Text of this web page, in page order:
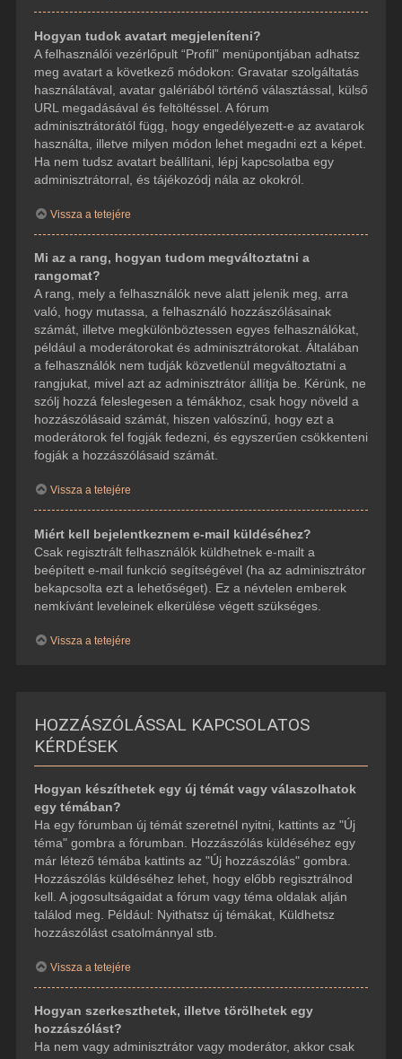
Hogyan tudok avatart megjeleníteni?
A felhasználói vezérlőpult “Profil” menüpontjában adhatsz
meg avatart a következő módokon: Gravatar szolgáltatás
használatával, avatar galériából történő választással, külső
URL megadásával és feltöltéssel. A fórum
adminisztrátorától függ, hogy engedélyezett-e az avatarok
használta, illetve milyen módon lehet megadni ezt a képet.
Ha nem tudsz avatart beállítani, lépj kapcsolatba egy
adminisztrátorral, és tájékozódj nála az okokról.
Vissza a tetejére
Mi az a rang, hogyan tudom megváltoztatni a
rangomat?
A rang, mely a felhasználók neve alatt jelenik meg, arra
való, hogy mutassa, a felhasználó hozzászólásainak
számát, illetve megkülönböztessen egyes felhasználókat,
például a moderátorokat és adminisztrátorokat. Általában
a felhasználók nem tudják közvetlenül megváltoztatni a
rangjukat, mivel azt az adminisztrátor állítja be. Kérünk, ne
szólj hozzá feleslegesen a témákhoz, csak hogy növeld a
hozzászólásaid számát, hiszen valószínű, hogy ezt a
moderátorok fel fogják fedezni, és egyszerűen csökkenteni
fogják a hozzászólásaid számát.
Vissza a tetejére
Miért kell bejelentkeznem e-mail küldéséhez?
Csak regisztrált felhasználók küldhetnek e-mailt a
beépített e-mail funkció segítségével (ha az adminisztrátor
bekapcsolta ezt a lehetőséget). Ez a névtelen emberek
nemkívánt leveleinek elkerülése végett szükséges.
Vissza a tetejére
HOZZÁSZÓLÁSSAL KAPCSOLATOS
KÉRDÉSEK
Hogyan készíthetek egy új témát vagy válaszolhatok
egy témában?
Ha egy fórumban új témát szeretnél nyitni, kattints az "Új
téma" gombra a fórumban. Hozzászólás küldéséhez egy
már létező témába kattints az "Új hozzászólás" gombra.
Hozzászólás küldéséhez lehet, hogy előbb regisztrálnod
kell. A jogosultságaidat a fórum vagy téma oldalak alján
találod meg. Például: Nyithatsz új témákat, Küldhetsz
hozzászólást csatolmánnyal stb.
Vissza a tetejére
Hogyan szerkeszthetek, illetve törölhetek egy
hozzászólást?
Ha nem vagy adminisztrátor vagy moderátor, akkor csak